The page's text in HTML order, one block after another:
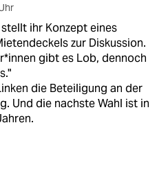
ihr Konzept eines
zur Diskussion.
gibt es Lob, dennoch
die Beteiligung an der
Und die nachste Wahl ist in